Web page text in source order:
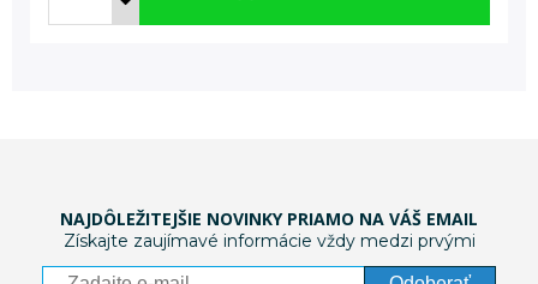
NAJDÔLEŽITEJŠIE NOVINKY PRIAMO NA VÁŠ EMAIL
Získajte zaujímavé informácie vždy medzi prvými